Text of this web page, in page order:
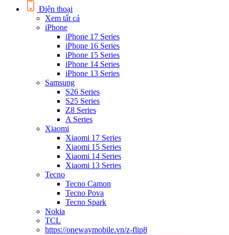
Điện thoại
Xem tất cả
iPhone
iPhone 17 Series
iPhone 16 Series
iPhone 15 Series
iPhone 14 Series
iPhone 13 Series
Samsung
S26 Series
S25 Series
Z8 Series
A Series
Xiaomi
Xiaomi 17 Series
Xiaomi 15 Series
Xiaomi 14 Series
Xiaomi 13 Series
Tecno
Tecno Camon
Tecno Pova
Tecno Spark
Nokia
TCL
https://onewaymobile.vn/z-flip8